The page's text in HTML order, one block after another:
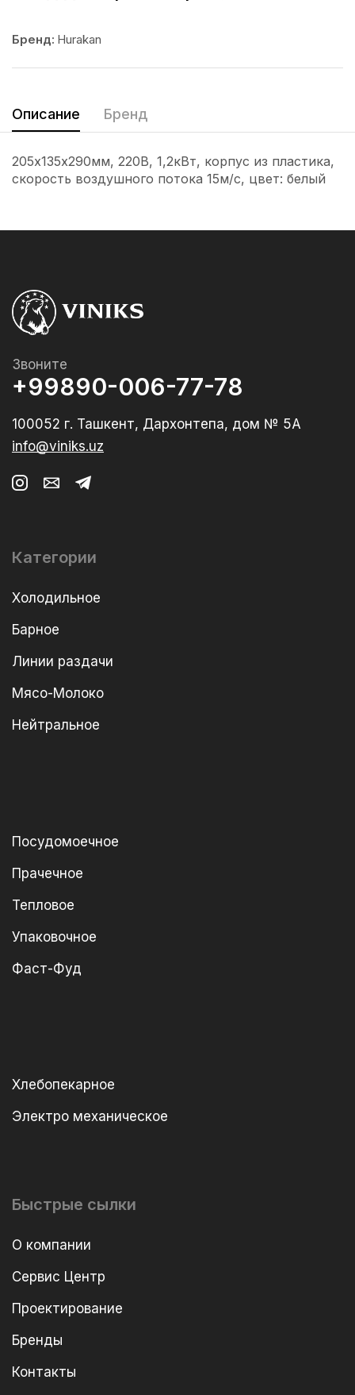
Бренд: Hurakan
Описание Бренд
205х135х290мм, 220В, 1,2кВт, корпус из пластика,
скорость воздушного потока 15м/с, цвет: белый
Звоните
+99890-006-77-78
100052 г. Ташкент, Дархонтепа, дом № 5А
info@viniks.uz
Категории
Холодильное
Барное
Линии раздачи
Мясо-Молоко
Нейтральное
Посудомоечное
Прачечное
Тепловое
Упаковочное
Фаст-Фуд
Хлебопекарное
Электро механическое
Быстрые сылки
О компании
Сервис Центр
Проектирование
Бренды
Контакты